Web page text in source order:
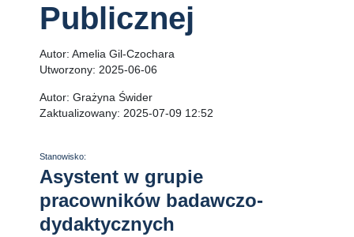
Publicznej
Autor: Amelia Gil-Czochara
Utworzony: 2025-06-06
Autor: Grażyna Świder
Zaktualizowany: 2025-07-09 12:52
Stanowisko:
Asystent w grupie
pracowników badawczo-
dydaktycznych